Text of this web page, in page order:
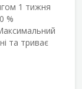
1 тижня
%
та триває